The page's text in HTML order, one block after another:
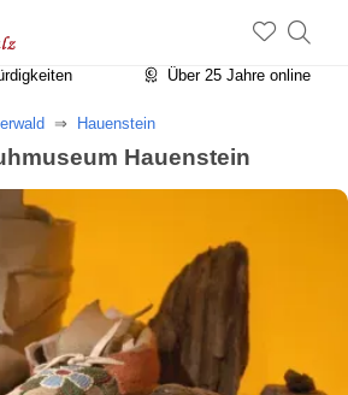
in Rheinland-Pfalz
Über 25 Jahre online
Hauenstein
Hauenstein